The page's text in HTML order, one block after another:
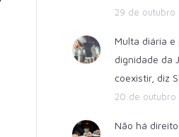
29 de outubro
Multa diária
dignidade da
coexistir, diz
20 de outubro
Não há